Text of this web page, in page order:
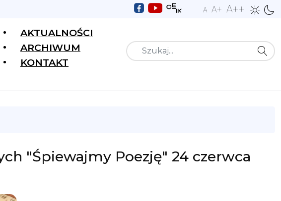
A A+ A++
AKTUALNOŚCI
ARCHIWUM
KONTAKT
Szukaj
"Śpiewajmy Poezję" 24 czerwca